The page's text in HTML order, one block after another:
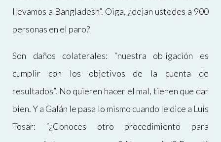
llevamos a Bangladesh”. Oiga, ¿dejan ustedes a 900
personas en el paro?
Son daños colaterales: “nuestra obligación es
cumplir con los objetivos de la cuenta de
resultados”. No quieren hacer el mal, tienen que dar
bien. Y a Galán le pasa lo mismo cuando le dice a Luis
Tosar: “¿Conoces otro procedimiento para